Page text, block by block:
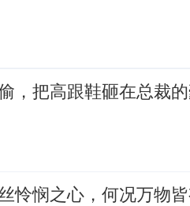
，把高跟鞋砸在总裁
怜悯之心，何况万物皆